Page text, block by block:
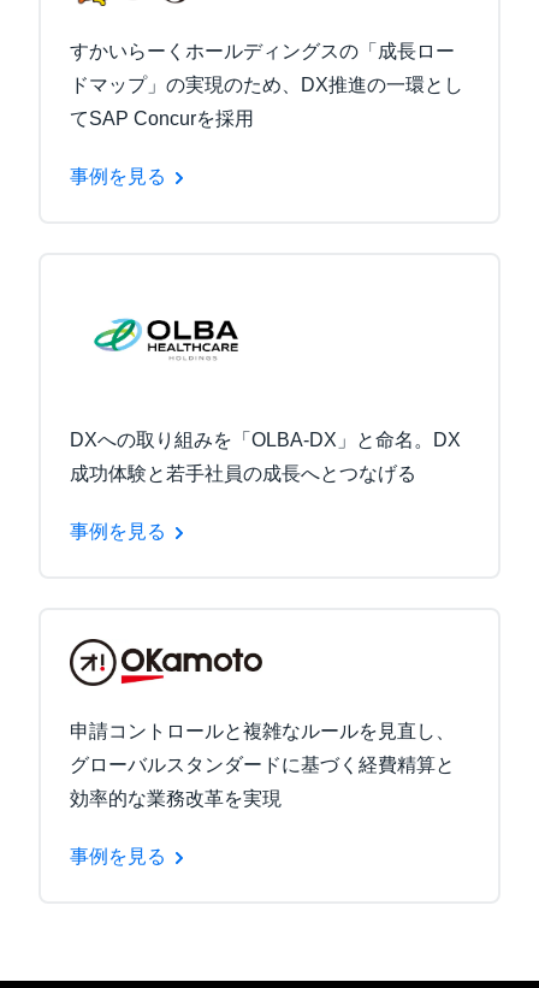
すかいらーくホールディングスの「成長ロー
ドマップ」の実現のため、DX推進の一環とし
てSAP Concurを採用
事例を見る
DXへの取り組みを「OLBA-DX」と命名。DX
成功体験と若手社員の成長へとつなげる
事例を見る
申請コントロールと複雑なルールを見直し、
グローバルスタンダードに基づく経費精算と
効率的な業務改革を実現
事例を見る